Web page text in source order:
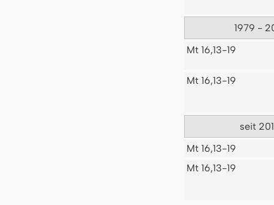
1979 -
Mt 16,13-19
Mt 16,13-19
seit
Mt 16,13-19
Mt 16,13-19